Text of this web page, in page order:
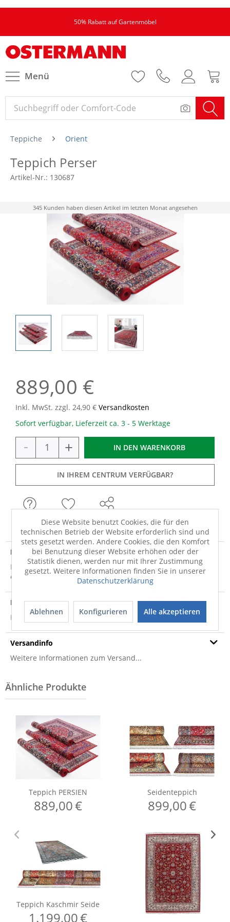
50% Rabatt auf Gartenmöbel
Menü
Teppiche Orient
Teppich Perser
Artikel-Nr.: 130687
345 Kunden haben diesen Artikel im letzten Monat angesehen
889,00 €
Inkl. MwSt. zzgl. 24,90 € Versandkosten
Sofort verfügbar, Lieferzeit ca. 3 - 5 Werktage
- + IN DEN WARENKORB
IN IHREM CENTRUM VERFÜGBAR?
Produktdetails
Belohnen Sie Sie sich selbst mit diesem hochwertigen
echten Perser Teppich für Ihr Heim. Das... mehr
Produktsicherheit
Produktsicherheit
Versandinfo
Weitere Informationen zum Versand...
Diese Website benutzt Cookies, die für den
technischen Betrieb der Website erforderlich sind und
stets gesetzt werden. Andere Cookies, die den Komfort
bei Benutzung dieser Website erhöhen oder der
Statistik dienen, werden nur mit Ihrer Zustimmung
gesetzt. Weitere Informationen finden Sie in unserer
Datenschutzerklärung
Ablehnen Konfigurieren Alle akzeptieren